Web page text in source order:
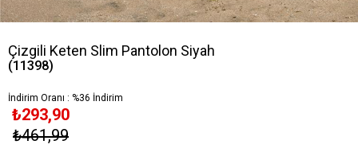
Çizgili Keten Slim Pantolon Siyah
(11398)
İndirim Oranı : %36 İndirim
₺461,99
₺293,90